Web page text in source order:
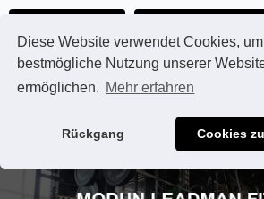
Diese Website verwendet Cookies,
bestmögliche Nutzung unserer
ermöglichen. Mehr erfahren
Rückgang Cookies